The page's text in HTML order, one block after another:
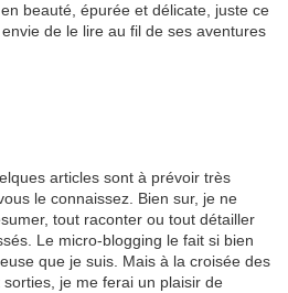
beauté, épurée et délicate, juste ce
de le lire au fil de ses aventures
articles sont à prévoir très
le connaissez. Bien sur, je ne
tout raconter ou tout détailler
Le micro-blogging le fait si bien
que je suis. Mais à la croisée des
je me ferai un plaisir de